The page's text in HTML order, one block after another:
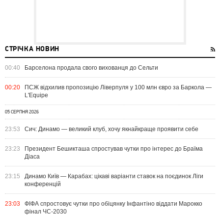
СТРІЧКА НОВИН
00:40 Барселона продала свого вихованця до Сельти
00:20
ПСЖ відхилив пропозицію Ліверпуля у 100 млн євро за Баркола —
L'Equipe
05 СЕРПНЯ 2026
23:53 Сич: Динамо — великий клуб, хочу якнайкраще проявити себе
23:23
Президент Бешикташа спростував чутки про інтерес до Браїма
Діаса
23:15
Динамо Київ — Карабах: цікаві варіанти ставок на поєдинок Ліги
конференцій
23:03
ФІФА спростовує чутки про обіцянку Інфантіно віддати Марокко
фінал ЧС-2030